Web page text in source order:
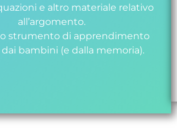
e altro materiale relativo
all’argomento.
strumento di apprendimento
bambini (e dalla memoria).